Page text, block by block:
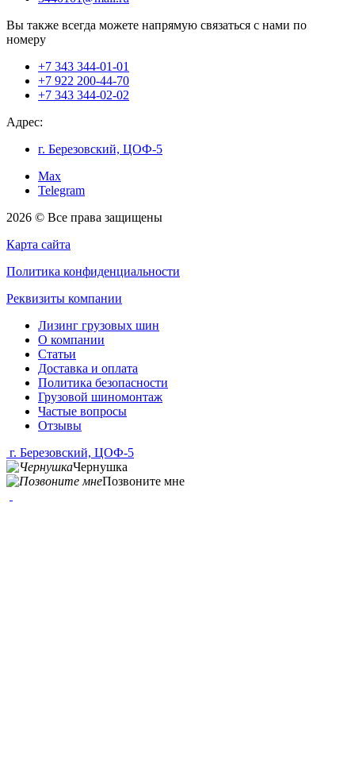
Вы также всегда можете напрямую связаться с нами по
номеру
+7 343 344-01-01
+7 922 200-44-70
+7 343 344-02-02
Адрес:
г. Березовский, ЦОФ-5
Max
Telegram
2026 © Все права защищены
Карта сайта
Политика конфиденциальности
Реквизиты компании
Лизинг грузовых шин
О компании
Статьи
Доставка и оплата
Политика безопасности
Грузовой шиномонтаж
Частые вопросы
Отзывы
г. Березовский, ЦОФ-5
Чернушка
Позвоните мне